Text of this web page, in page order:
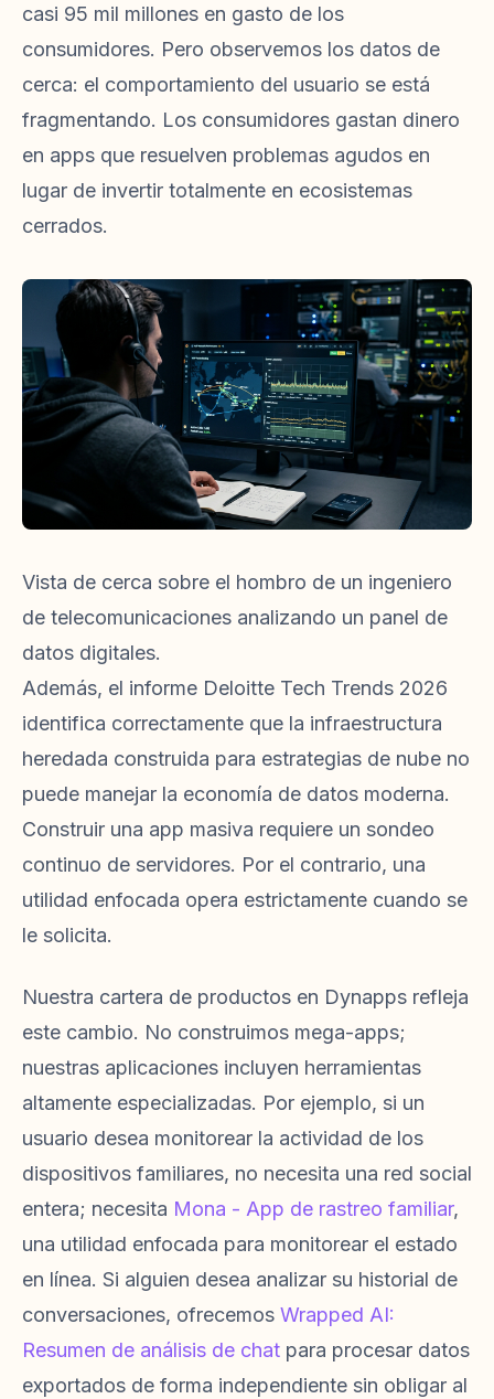
casi 95 mil millones en gasto de los
consumidores. Pero observemos los datos de
cerca: el comportamiento del usuario se está
fragmentando. Los consumidores gastan dinero
en apps que resuelven problemas agudos en
lugar de invertir totalmente en ecosistemas
cerrados.
Vista de cerca sobre el hombro de un ingeniero
de telecomunicaciones analizando un panel de
datos digitales.
Además, el informe Deloitte Tech Trends 2026
identifica correctamente que la infraestructura
heredada construida para estrategias de nube no
puede manejar la economía de datos moderna.
Construir una app masiva requiere un sondeo
continuo de servidores. Por el contrario, una
utilidad enfocada opera estrictamente cuando se
le solicita.
Nuestra cartera de productos en Dynapps refleja
este cambio. No construimos mega-apps;
nuestras aplicaciones incluyen herramientas
altamente especializadas. Por ejemplo, si un
usuario desea monitorear la actividad de los
dispositivos familiares, no necesita una red social
entera; necesita Mona - App de rastreo familiar,
una utilidad enfocada para monitorear el estado
en línea. Si alguien desea analizar su historial de
conversaciones, ofrecemos Wrapped AI:
Resumen de análisis de chat para procesar datos
exportados de forma independiente sin obligar al